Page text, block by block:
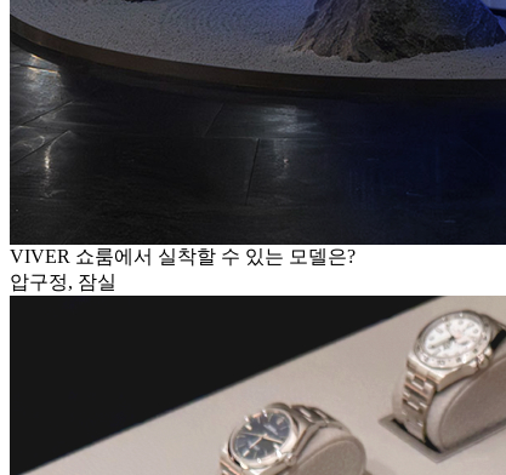
VIVER 쇼룸에서 실착할 수 있는 모델은?
압구정, 잠실